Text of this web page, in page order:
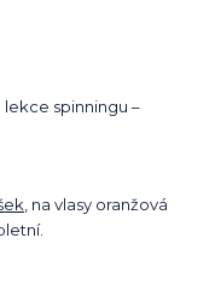
spinningu –
, na vlasy oranžová